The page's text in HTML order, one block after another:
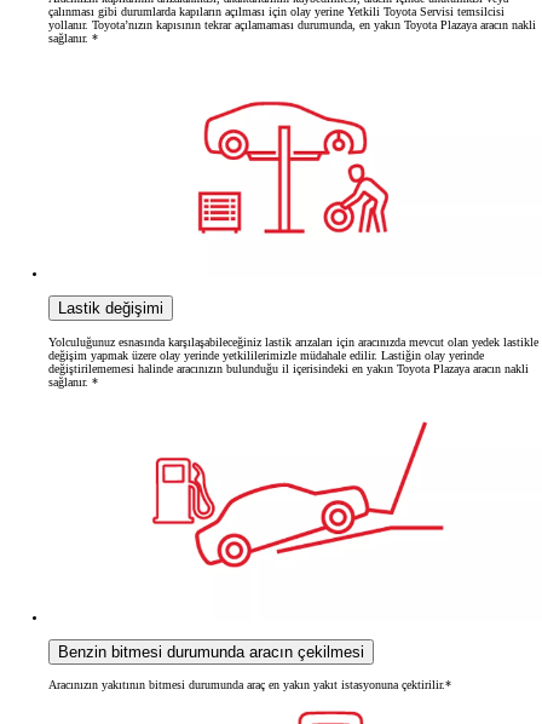
çalınması gibi durumlarda kapıların açılması için olay yerine Yetkili Toyota Servisi temsilcisi
yollanır. Toyota’nızın kapısının tekrar açılamaması durumunda, en yakın Toyota Plazaya aracın nakli
sağlanır. *
Lastik değişimi
Yolculuğunuz esnasında karşılaşabileceğiniz lastik arızaları için aracınızda mevcut olan yedek lastikle
değişim yapmak üzere olay yerinde yetkililerimizle müdahale edilir. Lastiğin olay yerinde
değiştirilememesi halinde aracınızın bulunduğu il içerisindeki en yakın Toyota Plazaya aracın nakli
sağlanır. *
Benzin bitmesi durumunda aracın çekilmesi
Aracınızın yakıtının bitmesi durumunda araç en yakın yakıt istasyonuna çektirilir.*